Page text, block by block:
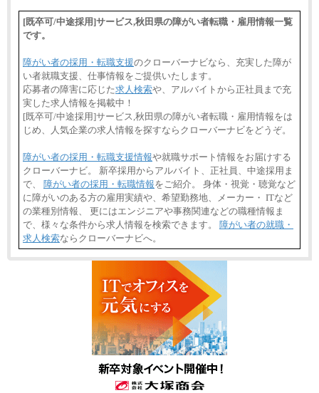
[既卒可/中途採用]サービス,秋田県の障がい者転職・雇用情報一覧
です。
障がい者の採用・転職支援のクローバーナビなら、充実した障が
い者就職支援、仕事情報をご提供いたします。
応募者の障害に応じた求人検索や、アルバイトから正社員まで充
実した求人情報を掲載中！
[既卒可/中途採用]サービス,秋田県の障がい者転職・雇用情報をは
じめ、人気企業の求人情報を探すならクローバーナビをどうぞ。
障がい者の採用・転職支援情報や就職サポート情報をお届けする
クローバーナビ。 新卒採用からアルバイト、正社員、中途採用ま
で、 障がい者の採用・転職情報をご紹介。 身体・視覚・聴覚など
に障がいのある方の雇用実績や、希望勤務地、メーカー・ ITなど
の業種別情報、 更にはエンジニアや事務関連などの職種情報ま
で、様々な条件から求人情報を検索できます。 障がい者の就職・
求人検索ならクローバーナビへ。